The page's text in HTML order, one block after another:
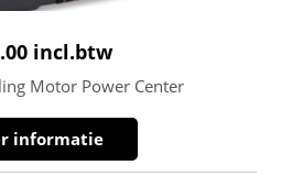
incl.btw
Motor Power Center
informatie